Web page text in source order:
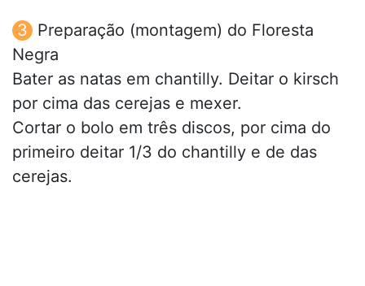
Preparação (montagem) do Floresta
Negra
Bater as natas em chantilly. Deitar o kirsch
por cima das cerejas e mexer.
Cortar o bolo em três discos, por cima do
primeiro deitar 1/3 do chantilly e de das
cerejas.